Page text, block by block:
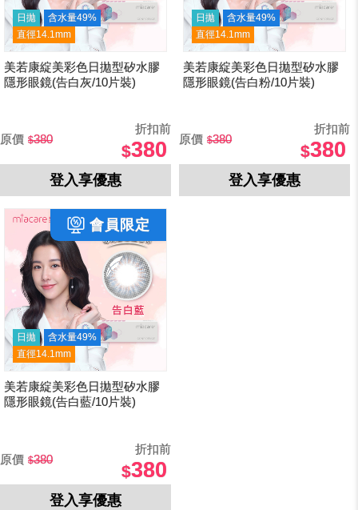
日拋
含水量49%
直徑14.1mm
美若康綻美彩色日拋型矽水膠
隱形眼鏡(告白灰/10片裝)
原價 380
折扣前
380
登入享優惠
日拋
含水量49%
直徑14.1mm
美若康綻美彩色日拋型矽水膠
隱形眼鏡(告白粉/10片裝)
原價 380
折扣前
380
登入享優惠
日拋
含水量49%
直徑14.1mm
美若康綻美彩色日拋型矽水膠
隱形眼鏡(告白藍/10片裝)
原價 380
折扣前
380
登入享優惠